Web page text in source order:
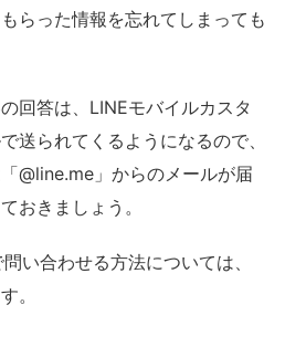
らった情報を忘れてしまっても
回答は、LINEモバイルカスタ
送られてくるようになるので、
@line.me」からのメールが届
おきましょう。
い合わせる方法については、
。